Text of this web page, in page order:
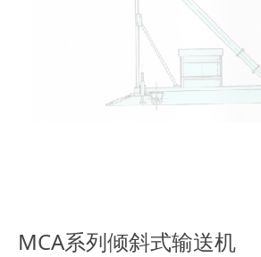
MCA系列倾斜式输送机